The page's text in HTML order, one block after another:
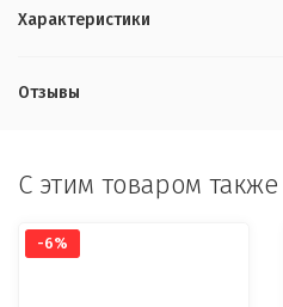
Характеристики
Отзывы
C этим товаром
-6%